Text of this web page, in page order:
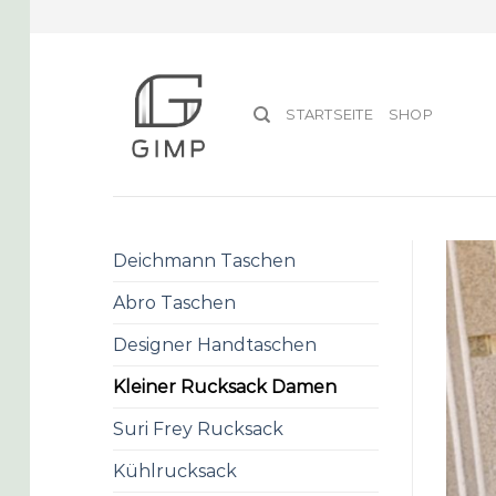
STARTSEITE SHOP
Deichmann Taschen
Abro Taschen
Designer Handtaschen
Kleiner Rucksack Damen
Suri Frey Rucksack
Kühlrucksack